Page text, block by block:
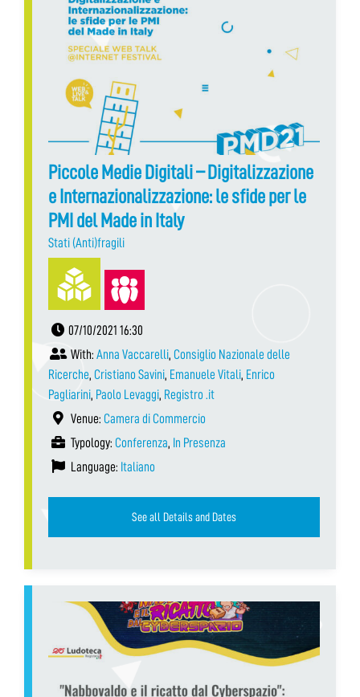
Piccole Medie Digitali – Digitalizzazione
e Internazionalizzazione: le sfide per le
PMI del Made in Italy
Stati (Anti)fragili
07/10/2021 16:30
With: Anna Vaccarelli, Consiglio Nazionale delle
Ricerche, Cristiano Savini, Emanuele Vitali, Enrico
Pagliarini, Paolo Levaggi, Registro .it
Venue: Camera di Commercio
Typology: Conferenza, In Presenza
Language: Italiano
See all Details and Dates